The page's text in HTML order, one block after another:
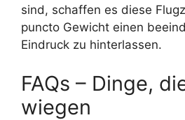
sind, schaffen es diese
puncto Gewicht einen
Eindruck zu hinterlassen.
FAQs – Dinge,
wiegen